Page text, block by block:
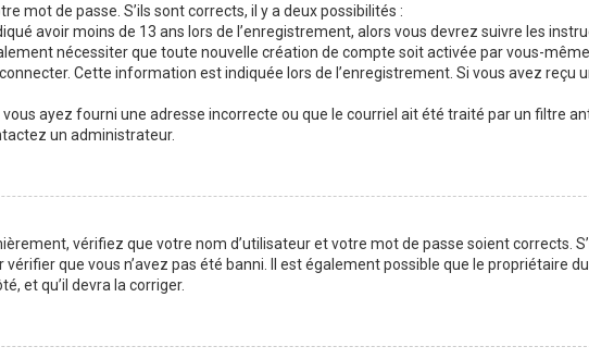
mot de passe. S’ils sont corrects, il y a deux possibilités :
avoir moins de 13 ans lors de l’enregistrement, alors vous devrez suivre les
nécessiter que toute nouvelle création de compte soit activée par vous-
Cette information est indiquée lors de l’enregistrement. Si vous avez reçu
vous ayez fourni une adresse incorrecte ou que le courriel ait été traité par un filtre
un administrateur.
vérifiez que votre nom d’utilisateur et votre mot de passe soient corrects.
que vous n’avez pas été banni. Il est également possible que le propriétaire
et qu’il devra la corriger.